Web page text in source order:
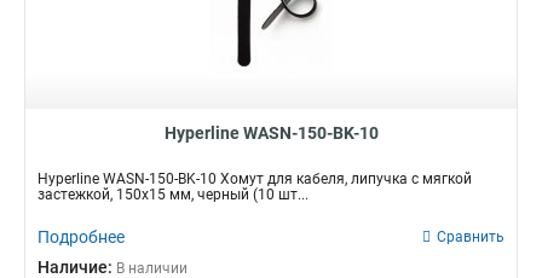
Hyperline WASN-150-BK-10
Hyperline WASN-150-BK-10 Хомут для кабеля, липучка с мягкой
застежкой, 150x15 мм, черный (10 шт...
Подробнее Сравнить
Наличие: В наличии